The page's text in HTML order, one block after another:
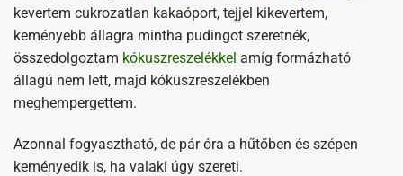
kevertem cukrozatlan kakaóport, tejjel kikevertem,
keményebb állagra mintha pudingot szeretnék,
összedolgoztam kókuszreszelékkel amíg formázható
állagú nem lett, majd kókuszreszelékben
meghempergettem.
Azonnal fogyasztható, de pár óra a hűtőben és szépen
keményedik is, ha valaki úgy szereti.